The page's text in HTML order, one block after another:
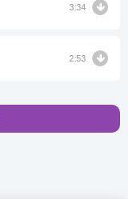
3:34
2:53